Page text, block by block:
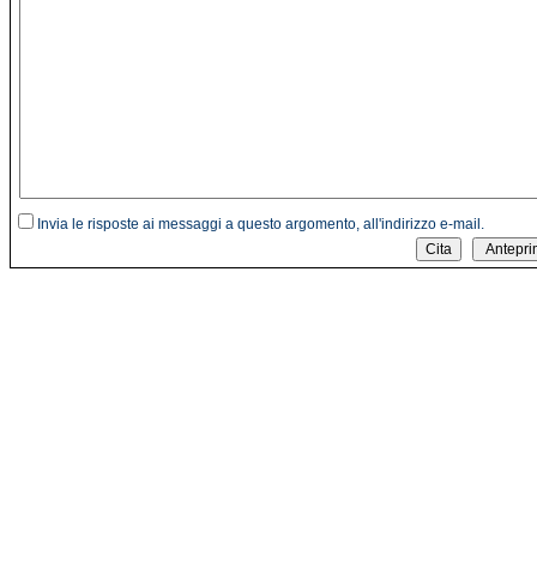
Invia le risposte ai messaggi a questo argomento, all'indirizzo e-mail.